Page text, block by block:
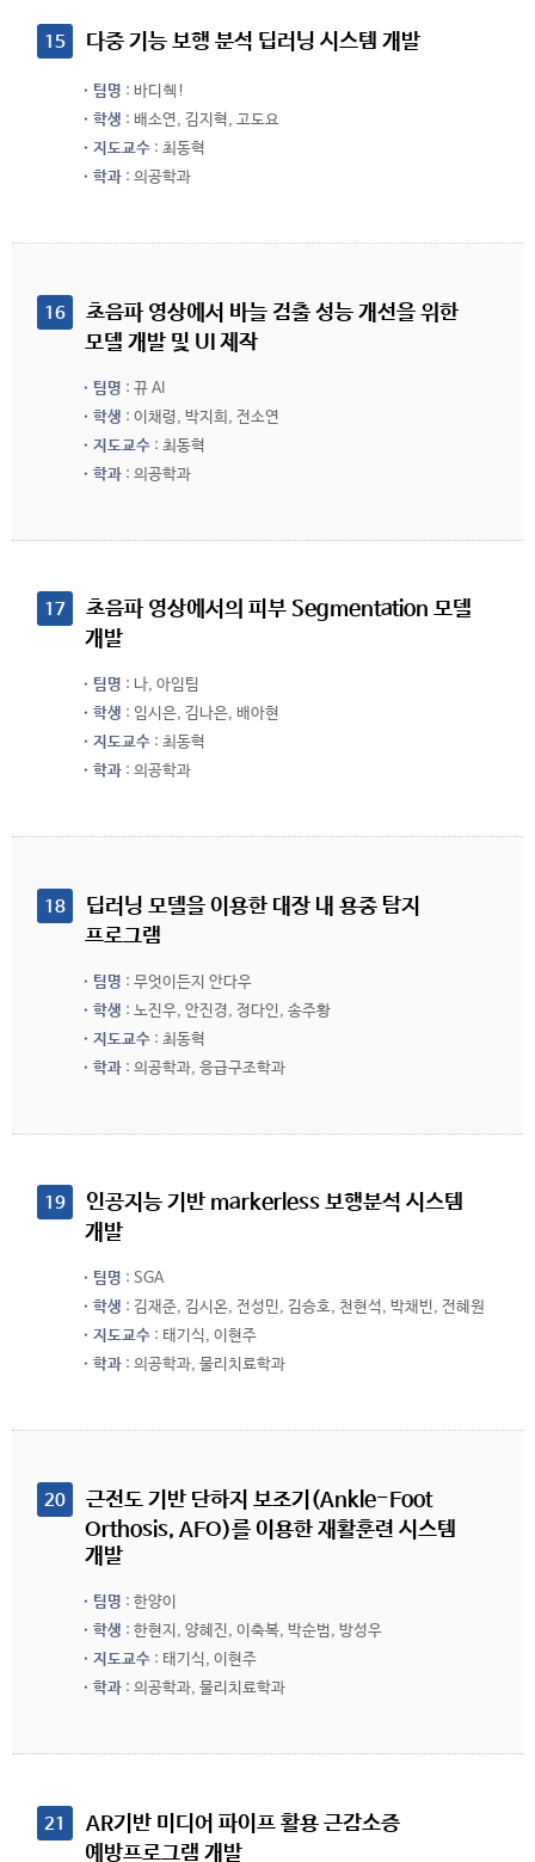
15 다중 기능 보행 분석 딥러닝 시스템 개발
팀명 : 바디췍!
학생 : 배소연, 김지혁, 고도요
지도교수 : 최동혁
학과 : 의공학과
16
초음파 영상에서 바늘 검출 성능 개선을 위한
모델 개발 및 UI 제작
팀명 : 뀨 AI
학생 : 이채령, 박지희, 전소연
지도교수 : 최동혁
학과 : 의공학과
17
초음파 영상에서의 피부 Segmentation 모델
개발
팀명 : 나, 아임팀
학생 : 임시은, 김나은, 배아현
지도교수 : 최동혁
학과 : 의공학과
18
딥러닝 모델을 이용한 대장 내 용종 탐지
프로그램
팀명 : 무엇이든지 안다우
학생 : 노진우, 안진경, 정다인, 송주황
지도교수 : 최동혁
학과 : 의공학과, 응급구조학과
19
인공지능 기반 markerless 보행분석 시스템
개발
팀명 : SGA
학생 : 김재준, 김시온, 전성민, 김승호, 천현석, 박채빈, 전혜원
지도교수 : 태기식, 이현주
학과 : 의공학과, 물리치료학과
20
근전도 기반 단하지 보조기(Ankle-Foot
Orthosis, AFO)를 이용한 재활훈련 시스템
개발
팀명 : 한양이
학생 : 한현지, 양혜진, 이축복, 박순범, 방성우
지도교수 : 태기식, 이현주
학과 : 의공학과, 물리치료학과
21
AR기반 미디어 파이프 활용 근감소증
예방프로그램 개발